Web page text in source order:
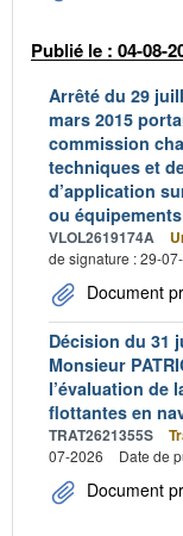
Publié le : 04-08-
Arrêté du 29
mars 2015
commission
techniques et
d’application
ou
VLOL2619174A
de signature : 29-
Document
Décision du 31
Monsieur
l’évaluation de
flottantes en
TRAT2621355S
07-2026
Date de
Document